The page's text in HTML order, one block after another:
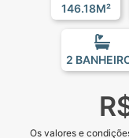
146.18M²
2
Os valores e